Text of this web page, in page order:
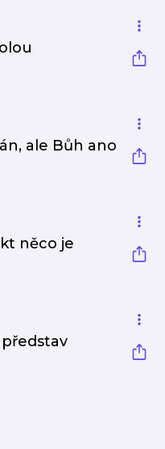
ale Bůh ano
něco je